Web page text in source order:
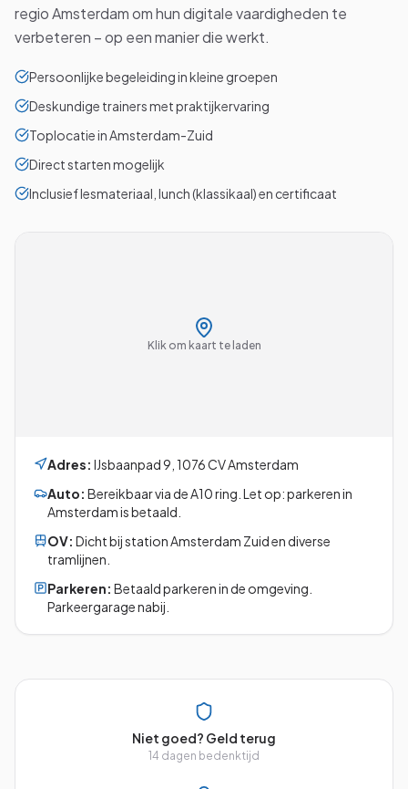
regio Amsterdam om hun digitale vaardigheden te
verbeteren – op een manier die werkt.
Persoonlijke begeleiding in kleine groepen
Deskundige trainers met praktijkervaring
Toplocatie in Amsterdam-Zuid
Direct starten mogelijk
Inclusief lesmateriaal, lunch (klassikaal) en certificaat
Klik om kaart te laden
Adres: IJsbaanpad 9 1076 CVAmsterdam
Auto: Bereikbaar via de A10 ring. Let op: parkeren in
Amsterdam is betaald.
OV: Dicht bij station Amsterdam Zuid en diverse
tramlijnen.
Parkeren: Betaald parkeren in de omgeving.
Parkeergarage nabij.
Niet goed? Geld terug
14 dagen bedenktijd